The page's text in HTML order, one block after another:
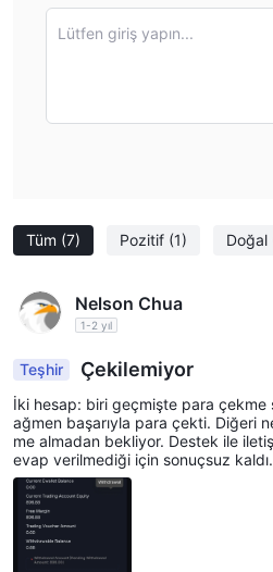
Tüm (7) Pozitif (1) Doğal
Nelson Chua
1-2 yıl
Teşhir Çekilemiyor
İki hesap: biri geçmişte para çekme
ağmen başarıyla para çekti. Diğeri
me almadan bekliyor. Destek ile
evap verilmediği için sonuçsuz kaldı.
Lütfen giriş yapın...